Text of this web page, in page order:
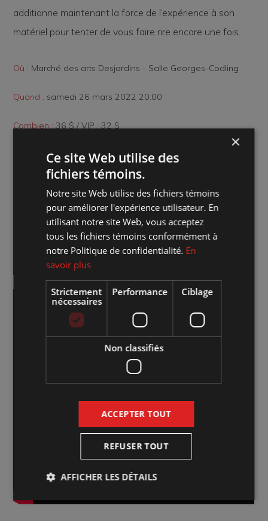
additionne maintenant la force de l’expérience à son
matériel pour tenter de vous faire rire encore une fois.
Où : Marché des arts Desjardins - Salle Georges-Codling
Quand : samedi 26 mars 2022 20:00
Combien :36 $ / VIP : 32 $
Genre d'évènement :Humour
Site web de l'artiste :Cliquez sur le lien
Accéder à l'événement sur Facebook :Cliquez sur le lien
Achat de billets : Cliquez ici pour la vente en ligne
×
Ce site Web utilise des
fichiers témoins.
Notre site Web utilise des fichiers témoins
pour améliorer l'expérience utilisateur. En
utilisant notre site Web, vous acceptez
tous les fichiers témoins conformément à
notre Politique de confidentialité. En
savoir plus
Strictement
nécessaires
Performance Ciblage
Non classifiés
ACCEPTER TOUT
REFUSER TOUT
AFFICHER LES DÉTAILS